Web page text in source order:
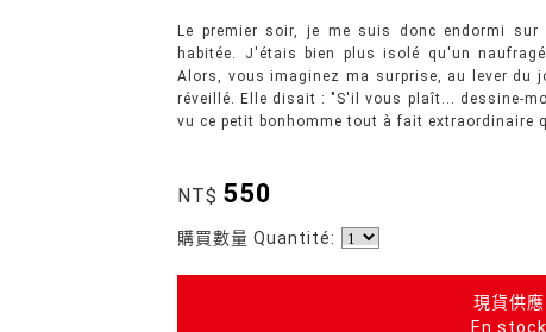
Le premier soir, je me suis donc endormi
habitée. J'étais bien plus isolé qu'un
Alors, vous imaginez ma surprise, au lever du
réveillé. Elle disait : "S'il vous plaît... dessine-
vu ce petit bonhomme tout à fait extraordinaire
NT$ 550
購買數量 Quantité:
現貨供應
En stock